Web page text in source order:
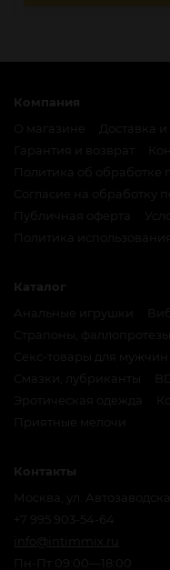
Компания
О магазине
Доставка и
Политика об обработке
Согласие на обработку
Публичная оферта
Политика
Каталог
Анальные игрушки
Страпоны, фаллопротезы
Секс-товары для мужчин
Смазки, лубриканты
Эротическая одежда
Приятные мелочи
Контакты
Москва, ул.
+7 995 903-54-64
info@intimmix.ru
Пн-Пт 09:00—18:00